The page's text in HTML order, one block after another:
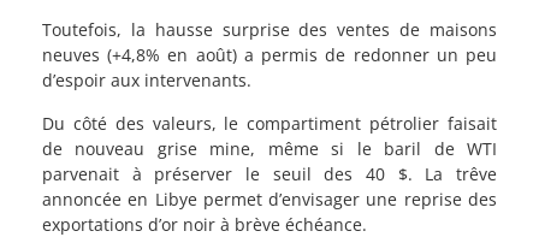
Toutefois, la hausse surprise des ventes de maisons
neuves (+4,8% en août) a permis de redonner un peu
d’espoir aux intervenants.
Du côté des valeurs, le compartiment pétrolier faisait
de nouveau grise mine, même si le baril de WTI
parvenait à préserver le seuil des 40 $. La trêve
annoncée en Libye permet d’envisager une reprise des
exportations d’or noir à brève échéance.